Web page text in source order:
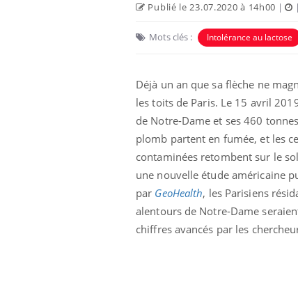
Publié le 23.07.2020 à 14h00 | |
Mots clés : Intolérance au lactose
Déjà un an que sa flèche ne
les toits de Paris. Le 15 avril
de Notre-Dame et ses 460
plomb partent en fumée, et les
contaminées retombent sur le
une nouvelle étude américaine
par GeoHealth, les Parisiens
alentours de Notre-Dame
chiffres avancés par les
expliquer ma maladieYoutube
questions sur la maladie d'un proche c'est
...